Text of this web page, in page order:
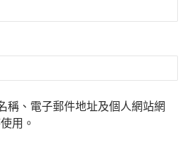
稱、電子郵件地址及個人網站網
用。